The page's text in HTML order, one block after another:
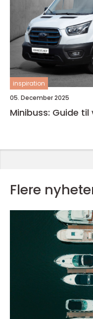
inspiration
05. December 2025
Minibuss: Guide
Flere